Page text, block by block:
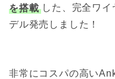
を搭載 した、完全ワ
デル発売しました！
非常にコスパの高い